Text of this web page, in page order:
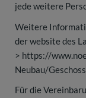
jede weitere
Weitere
der website des
> https://
Neubau/
Für die